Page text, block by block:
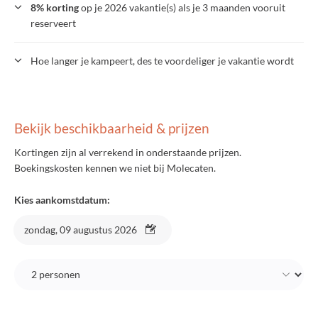
8% kortingop je 2026 vakantie(s) als je 3 maanden vooruit
reserveert
Hoe langer je kampeert, des te voordeliger je vakantie wordt
Bekijk beschikbaarheid & prijzen
Kortingen zijn al verrekend in onderstaande prijzen.
Boekingskosten kennen we niet bij Molecaten.
Kies aankomstdatum:
zondag, 09 augustus 2026